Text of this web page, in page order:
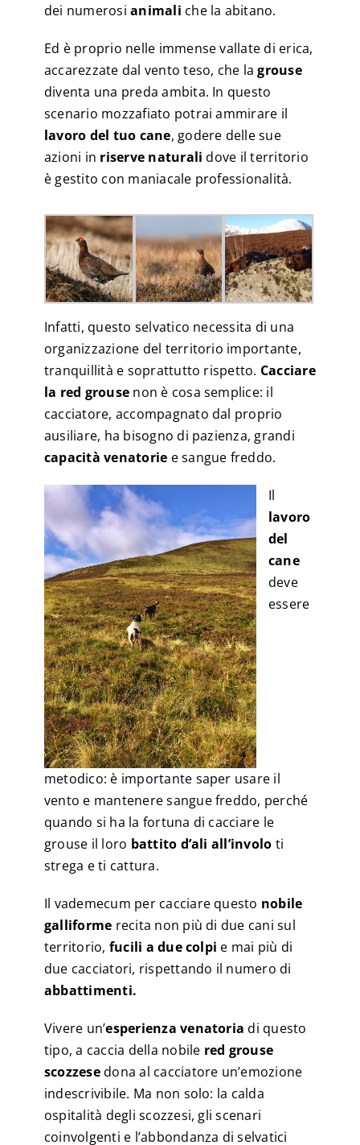
dei numerosianimali che la abitano.
Ed è proprio nelle immense vallate di erica,
accarezzate dal vento teso, che lagrouse
diventa una preda ambita. In questo
scenario mozzafiato potrai ammirare il
lavoro del tuo cane, godere delle sue
azioni in riserve naturali dove il territorio
è gestito con maniacale professionalità.
Infatti, questo selvatico necessita di una
organizzazione del territorio importante,
tranquillità e soprattutto rispetto. Cacciare
la red grouse non è cosa semplice: il
cacciatore, accompagnato dal proprio
ausiliare, ha bisogno di pazienza, grandi
capacità venatorie e sangue freddo.
Il
lavoro
del
cane
deve
essere
metodico: è importante saper usare il
vento e mantenere sangue freddo, perché
quando si ha la fortuna di cacciare le
grouse il loro battito d’ali all’involo ti
strega e ti cattura.
Il vademecum per cacciare questo nobile
galliforme recita non più di due cani sul
territorio, fucili a due colpi e mai più di
due cacciatori, rispettando il numero di
abbattimenti.
Vivere un’esperienza venatoria di questo
tipo, a caccia della nobile red grouse
scozzesedona al cacciatore un’emozione
indescrivibile. Ma non solo: la calda
ospitalità degli scozzesi, gli scenari
coinvolgenti e l’abbondanza di selvatici